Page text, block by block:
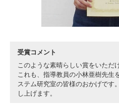
受賞コメント
このような素晴らしい賞をいただ
これも、指導教員の小林亜樹先生
ステム研究室の皆様のおかげです
し上げます。